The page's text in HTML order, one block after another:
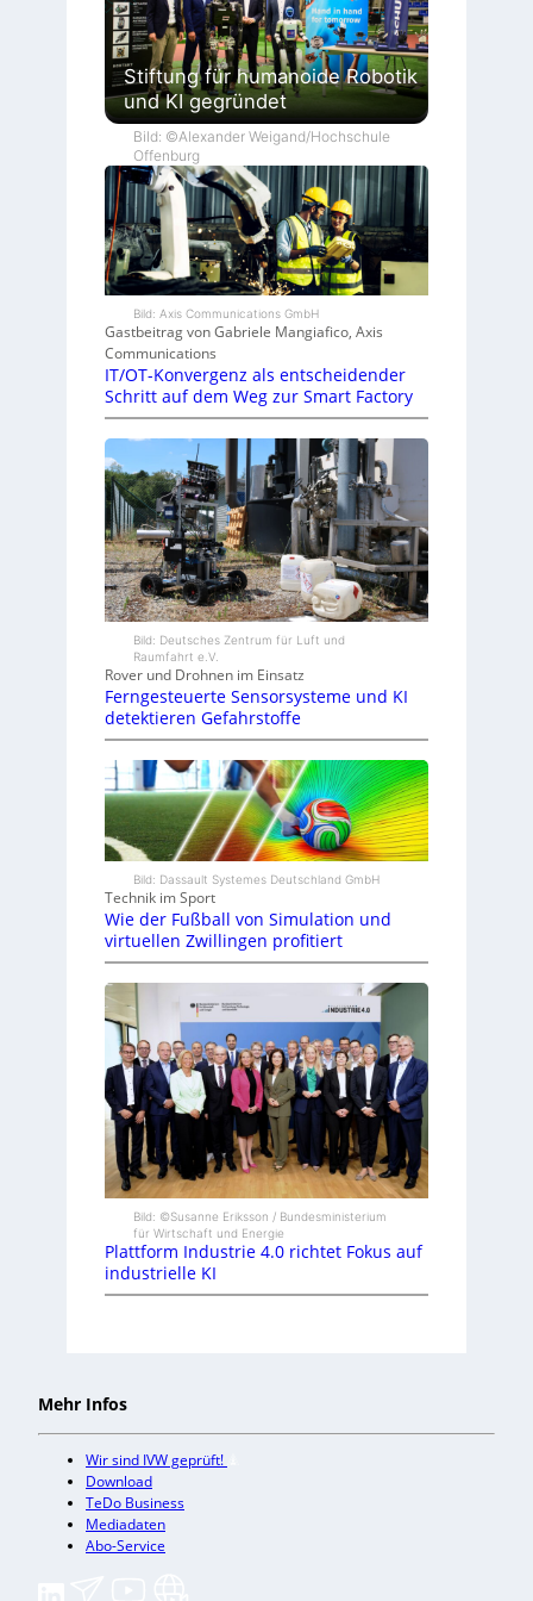
Stiftung für humanoide Robotik
und KI gegründet
Bild: ©Alexander Weigand/Hochschule
Offenburg
Bild: Axis Communications GmbH
Gastbeitrag von Gabriele Mangiafico, Axis
Communications
IT/OT-Konvergenz als entscheidender
Schritt auf dem Weg zur Smart Factory
Bild: Deutsches Zentrum für Luft und
Raumfahrt e.V.
Rover und Drohnen im Einsatz
Ferngesteuerte Sensorsysteme und KI
detektieren Gefahrstoffe
Bild: Dassault Systemes Deutschland GmbH
Technik im Sport
Wie der Fußball von Simulation und
virtuellen Zwillingen profitiert
Bild: ©Susanne Eriksson / Bundesministerium
für Wirtschaft und Energie
Plattform Industrie 4.0 richtet Fokus auf
industrielle KI
Mehr Infos
Wir sind IVW geprüft!
Download
TeDo Business
Mediadaten
Abo-Service